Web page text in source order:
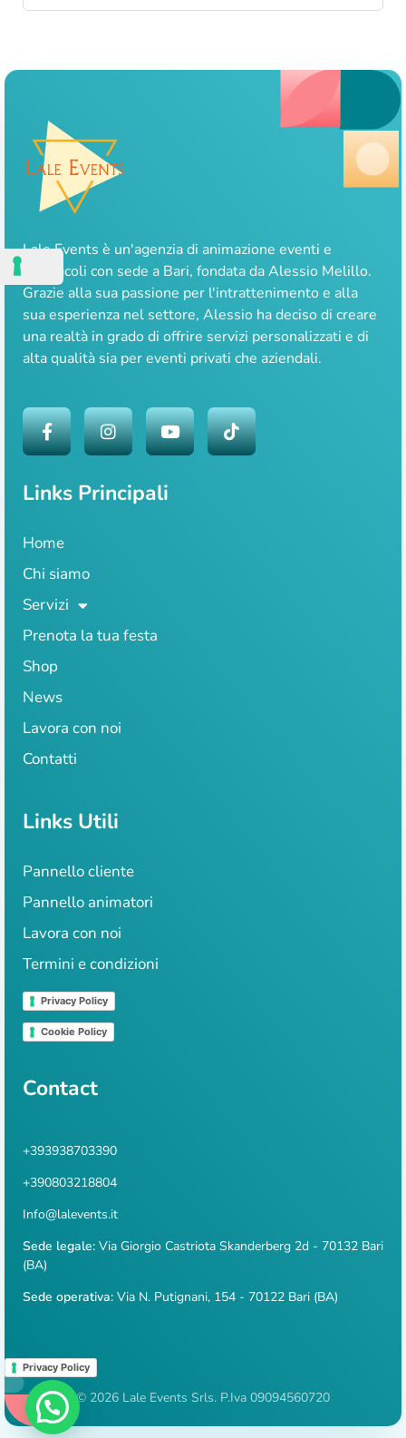
Lale Events è un'agenzia di animazione eventi e
spettacoli con sede a Bari, fondata da Alessio Melillo.
Grazie alla sua passione per l'intrattenimento e alla
sua esperienza nel settore, Alessio ha deciso di creare
una realtà in grado di offrire servizi personalizzati e di
alta qualità sia per eventi privati che aziendali.
Links Principali
Home
Chi siamo
Servizi
Prenota la tua festa
Shop
News
Lavora con noi
Contatti
Links Utili
Pannello cliente
Pannello animatori
Lavora con noi
Termini e condizioni
Privacy Policy
Cookie Policy
Contact
+393938703390
+390803218804
Info@lalevents.it
Sede legale: Via Giorgio Castriota Skanderberg 2d - 70132 Bari
(BA)
Sede operativa: Via N. Putignani, 154 - 70122 Bari (BA)
Privacy Policy
© 2026 Lale Events Srls. P.Iva 09094560720